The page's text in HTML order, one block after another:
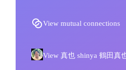
View mutual connections
View 真也 shinya 鶴田真